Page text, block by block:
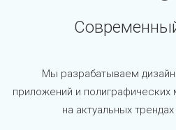
Мы разрабатываем
приложений и
на актуальных